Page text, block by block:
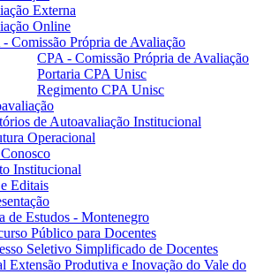
Externa
Online
Comissão Própria de Avaliação
CPA - Comissão Própria de Avaliação
Portaria CPA Unisc
Regimento CPA Unisc
de Autoavaliação Institucional
Operacional
Institucional
Editais
de Estudos - Montenegro
Público para Docentes
Seletivo Simplificado de Docentes
Extensão Produtiva e Inovação do Vale do